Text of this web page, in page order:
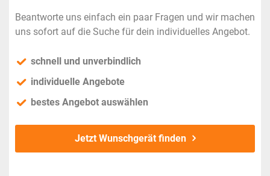
Beantworte uns einfach ein paar Fragen und wir machen
uns sofort auf die Suche für dein individuelles Angebot.
schnell und unverbindlich
individuelle Angebote
bestes Angebot auswählen
Jetzt Wunschgerät finden